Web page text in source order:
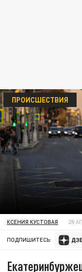
ПРОИСШЕСТВИЯ
КСЕНИЯ КУСТОВАЯ 28
ПОДПИШИТЕСЬ: